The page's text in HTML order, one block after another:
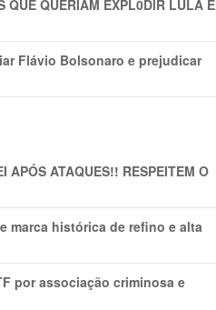
QUE QUERIAM EXPL0DlR LULA E
Flávio Bolsonaro e prejudicar
APÓS ATAQUES!! RESPEITEM O
marca histórica de refino e alta
por associação criminosa e